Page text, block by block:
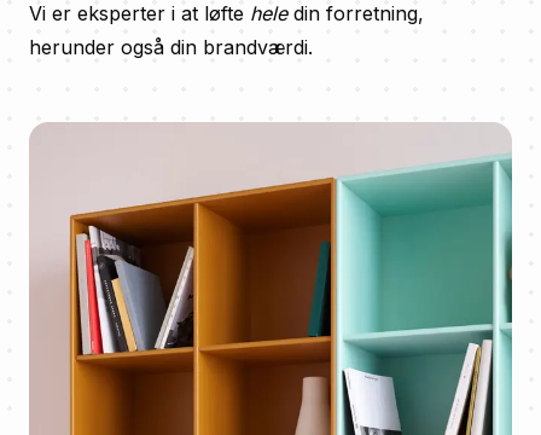
Vi er eksperter i at løfte heledin forretning,
herunder også din brandværdi.